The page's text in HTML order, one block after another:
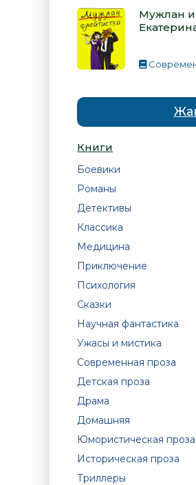
Мужлан и
Книги
Боевики
Романы
Детективы
Классика
Медицина
Приключение
Психология
Сказки
Научная фантастика
Ужасы и мистика
Современная проза
Детская проза
Драма
Домашняя
Юмористическая проза
Историческая проза
Триллеры